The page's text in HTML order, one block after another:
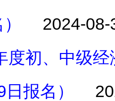
2024-08-
度初、中级
报名）